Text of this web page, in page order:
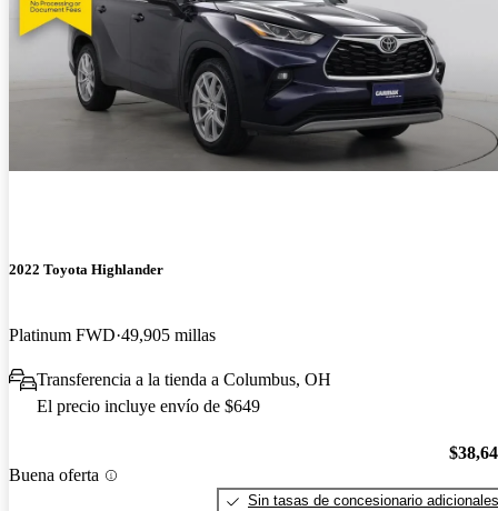
2022 Toyota Highlander
Platinum FWD 49,905 millas
Transferencia a la tienda a Columbus, OH
El precio incluye envío de $649
Buena oferta
Sin tasas de concesionario adicionales